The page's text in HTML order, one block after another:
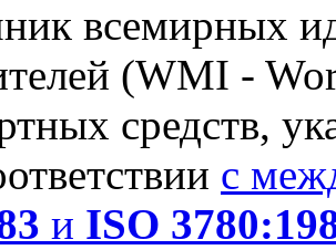
всемирных
(WMI -
средств,
с
и ISO